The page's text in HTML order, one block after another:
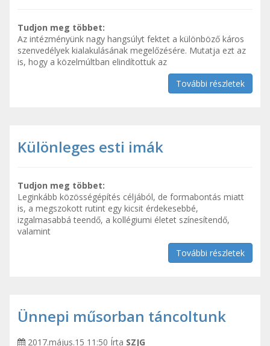
Tudjon meg többet:
Az intézményünk nagy hangsúlyt fektet a különböző káros
szenvedélyek kialakulásának megelőzésére. Mutatja ezt az
is, hogy a közelmúltban elindítottuk az
További részletek
Különleges esti imák
Tudjon meg többet:
Leginkább közösségépítés céljából, de formabontás miatt
is, a megszokott rutint egy kicsit érdekesebbé,
izgalmasabbá teendő, a kollégiumi életet színesítendő,
valamint
További részletek
Ünnepi műsorban táncoltunk
2017.május.15 11:50 Írta SZJG